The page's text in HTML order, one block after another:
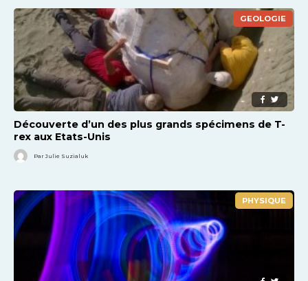
GEOLOGIE
Découverte d’un des plus grands spécimens de T-
rex aux Etats-Unis
Par Julie Suzialuk
PHYSIQUE